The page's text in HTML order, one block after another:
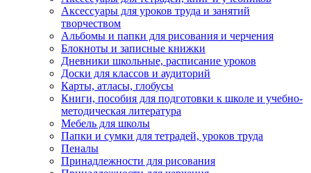
Аксессуары для уроков труда и занятий
творчеством
Альбомы и папки для рисования и черчения
Блокноты и записные книжки
Дневники школьные, расписание уроков
Доски для классов и аудиторий
Карты, атласы, глобусы
Книги, пособия для подготовки к школе и учебно-
методическая литература
Мебель для школы
Папки и сумки для тетрадей, уроков труда
Пеналы
Принадлежности для рисования